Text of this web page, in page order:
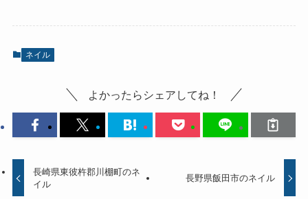
ネイル
よかったらシェアしてね！
長崎県東彼杵郡川棚町のネ
イル
長野県飯田市のネイル